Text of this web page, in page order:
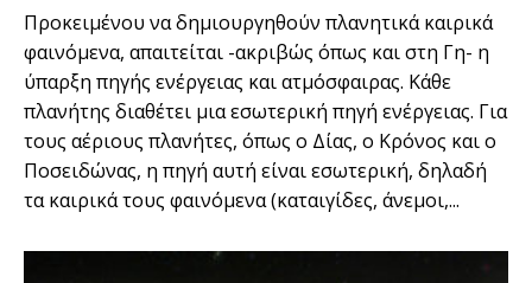
Προκειμένου να δημιουργηθούν πλανητικά καιρικά
φαινόμενα, απαιτείται -ακριβώς όπως και στη Γη- η
ύπαρξη πηγής ενέργειας και ατμόσφαιρας. Κάθε
πλανήτης διαθέτει μια εσωτερική πηγή ενέργειας. Για
τους αέριους πλανήτες, όπως ο Δίας, ο Κρόνος και ο
Ποσειδώνας, η πηγή αυτή είναι εσωτερική, δηλαδή
τα καιρικά τους φαινόμενα (καταιγίδες, άνεμοι,...